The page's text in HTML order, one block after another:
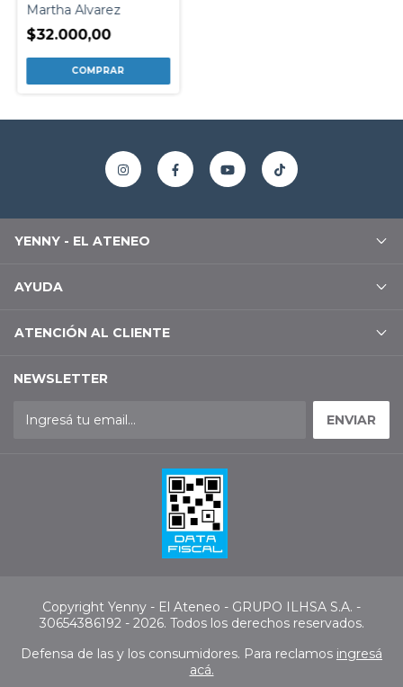
Martha Alvarez
$32.000,00
YENNY - EL ATENEO
AYUDA
ATENCIÓN AL CLIENTE
NEWSLETTER
Copyright Yenny - El Ateneo - GRUPO ILHSA S.A. -
30654386192 - 2026. Todos los derechos reservados.
Defensa de las y los consumidores. Para reclamos ingresá
acá.